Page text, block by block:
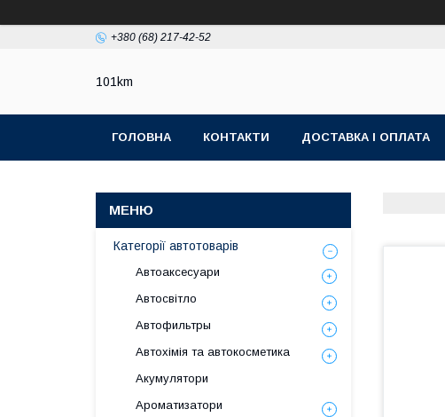
+380 (68) 217-42-52
101km
ГОЛОВНА КОНТАКТИ ДОСТАВКА І ОПЛАТА
Категорії автотоварів
Автоаксесуари
Автосвітло
Автофильтры
Автохімія та автокосметика
Акумулятори
Ароматизатори